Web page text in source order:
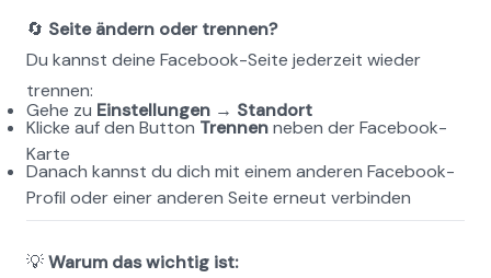
🔄 Seite ändern oder trennen?
Du kannst deine Facebook-Seite jederzeit wieder
trennen:
Gehe zu Einstellungen → Standort
Klicke auf den Button Trennen neben der Facebook-
Karte
Danach kannst du dich mit einem anderen Facebook-
Profil oder einer anderen Seite erneut verbinden
💡 Warum das wichtig ist: